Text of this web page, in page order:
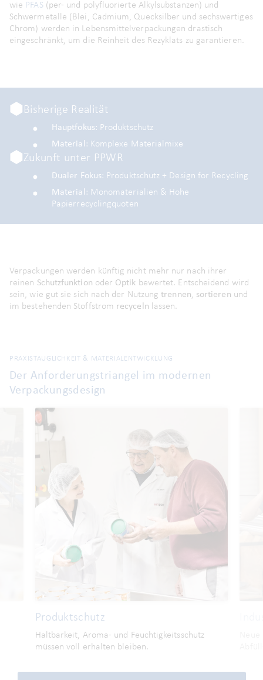
wie PFAS (per- und polyfluorierte Alkylsubstanzen) und
Schwermetalle (Blei, Cadmium, Quecksilber und sechswertiges
Chrom) werden in Lebensmittelverpackungen drastisch
eingeschränkt, um die Reinheit des Rezyklats zu garantieren.
Bisherige Realität
Hauptfokus: Produktschutz
Material : Komplexe Materialmixe
Zukunft unter PPWR
Dualer Fokus: Produktschutz + Design for Recycling
Material : Monomaterialien & Hohe
Papierrecyclingquoten
Verpackungen werden künftig nicht mehr nur nach ihrer
reinen Schutzfunktion oder Optik bewertet. Entscheidend wird
sein, wie gut sie sich nach der Nutzungtrennen, sortieren und
im bestehenden Stoffstrom recyceln lassen.
PRAXISTAUGLICHKEIT & MATERIALENTWICKLUNG
Der Anforderungstriangel im modernen
Verpackungsdesign
Produktschutz
Haltbarkeit, Aroma- und Feuchtigkeitsschutz
müssen voll erhalten bleiben.